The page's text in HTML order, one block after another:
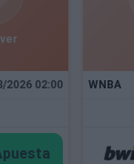
2026 02:00 WNBA